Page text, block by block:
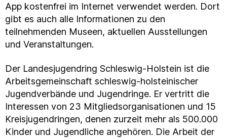
App kostenfrei im Internet verwendet werden. Dort
gibt es auch alle Informationen zu den
teilnehmenden Museen, aktuellen Ausstellungen
und Veranstaltungen.
Der Landesjugendring Schleswig-Holstein ist die
Arbeitsgemeinschaft schleswig-holsteinischer
Jugendverbände und Jugendringe. Er vertritt die
Interessen von 23 Mitgliedsorganisationen und 15
Kreisjugendringen, denen zurzeit mehr als 500.000
Kinder und Jugendliche angehören. Die Arbeit der